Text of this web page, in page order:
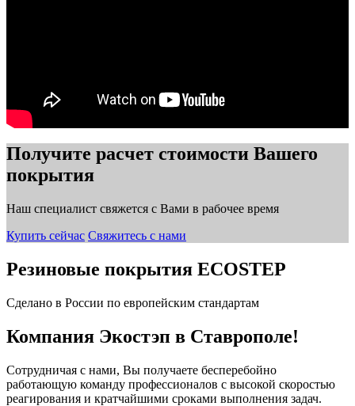
Получите расчет стоимости Вашего
покрытия
Наш специалист свяжется с Вами в рабочее время
Купить сейчас Свяжитесь с нами
Резиновые покрытия ECOSTEP
Сделано в России по европейским стандартам
Компания Экостэп в Ставрополе!
Сотрудничая с нами, Вы получаете бесперебойно
работающую команду профессионалов с высокой скоростью
реагирования и кратчайшими сроками выполнения задач.